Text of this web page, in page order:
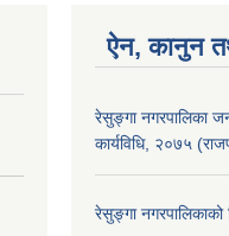
ऐन, कानुन
रेसुङ्गा नगरपालिका
कार्यविधि, २०७५
रेसुङ्गा